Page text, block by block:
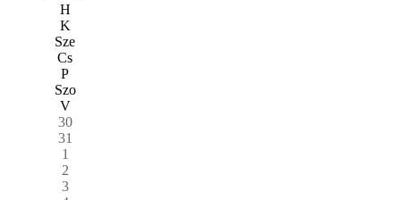
H
K
Sze
Cs
P
Szo
V
30
31
1
2
3